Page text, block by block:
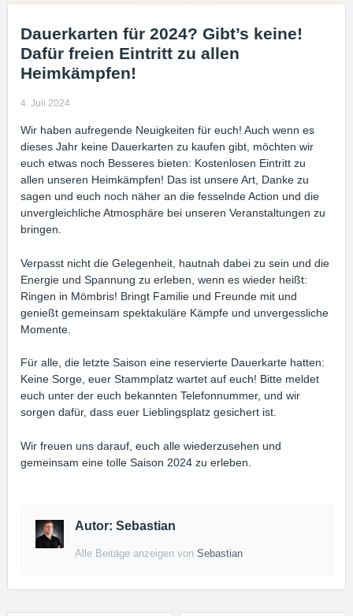
Dauerkarten für 2024? Gibt’s keine!
Dafür freien Eintritt zu allen
Heimkämpfen!
4. Juli 2024
Wir haben aufregende Neuigkeiten für euch! Auch wenn es
dieses Jahr keine Dauerkarten zu kaufen gibt, möchten wir
euch etwas noch Besseres bieten: Kostenlosen Eintritt zu
allen unseren Heimkämpfen! Das ist unsere Art, Danke zu
sagen und euch noch näher an die fesselnde Action und die
unvergleichliche Atmosphäre bei unseren Veranstaltungen zu
bringen.
Verpasst nicht die Gelegenheit, hautnah dabei zu sein und die
Energie und Spannung zu erleben, wenn es wieder heißt:
Ringen in Mömbris! Bringt Familie und Freunde mit und
genießt gemeinsam spektakuläre Kämpfe und unvergessliche
Momente.
Für alle, die letzte Saison eine reservierte Dauerkarte hatten:
Keine Sorge, euer Stammplatz wartet auf euch! Bitte meldet
euch unter der euch bekannten Telefonnummer, und wir
sorgen dafür, dass euer Lieblingsplatz gesichert ist.
Wir freuen uns darauf, euch alle wiederzusehen und
gemeinsam eine tolle Saison 2024 zu erleben.
Autor: Sebastian
Alle Beitäge anzeigen vonSebastian